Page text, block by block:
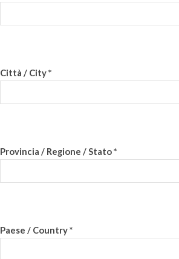
Città / City *
Provincia / Regione / Stato *
Paese / Country *